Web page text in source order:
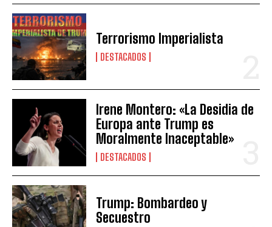
Terrorismo Imperialista
DESTACADOS
Irene Montero: «La Desidia de
Europa ante Trump es
Moralmente Inaceptable»
DESTACADOS
Trump: Bombardeo y
Secuestro